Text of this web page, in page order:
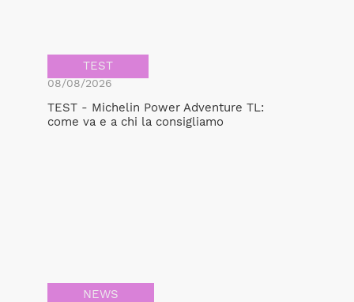
TEST
08/08/2026
TEST - Michelin Power Adventure TL:
come va e a chi la consigliamo
NEWS